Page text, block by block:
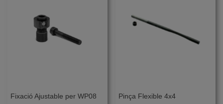
Fixació Ajustable per WP08 Pinça Flexible 4x4